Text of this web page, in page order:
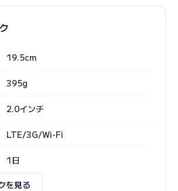
19.5cm
395g
2.0インチ
LTE/3G/Wi-Fi
1日
を見る